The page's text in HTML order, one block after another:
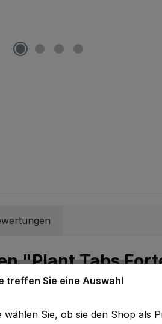
"Plant Tabs
treffen Sie eine Auswahl
wählen Sie, ob sie den Shop als